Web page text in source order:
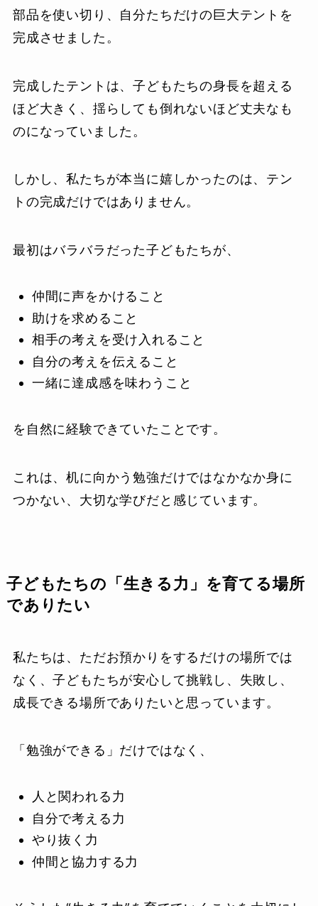
部品を使い切り、自分たちだけの巨大テントを
完成させました。
完成したテントは、子どもたちの身長を超える
ほど大きく、揺らしても倒れないほど丈夫なも
のになっていました。
しかし、私たちが本当に嬉しかったのは、テン
トの完成だけではありません。
最初はバラバラだった子どもたちが、
仲間に声をかけること
助けを求めること
相手の考えを受け入れること
自分の考えを伝えること
一緒に達成感を味わうこと
を自然に経験できていたことです。
これは、机に向かう勉強だけではなかなか身に
つかない、大切な学びだと感じています。
子どもたちの「生きる力」を育てる場所
でありたい
私たちは、ただお預かりをするだけの場所では
なく、子どもたちが安心して挑戦し、失敗し、
成長できる場所でありたいと思っています。
「勉強ができる」だけではなく、
人と関われる力
自分で考える力
やり抜く力
仲間と協力する力